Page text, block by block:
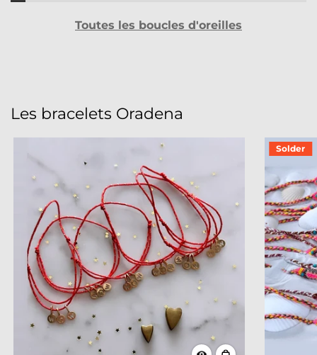
Toutes les boucles d'oreilles
Les bracelets Oradena
Solder